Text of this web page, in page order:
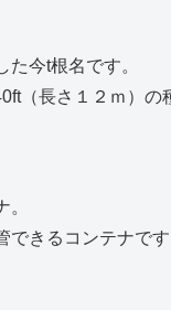
今t根名です。
（長さ１２ｍ）の
きるコンテナです